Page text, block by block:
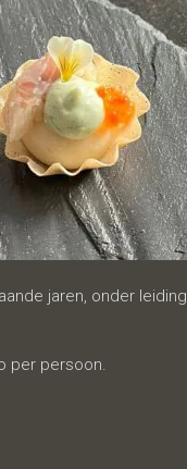
jaren, onder leiding
per persoon.